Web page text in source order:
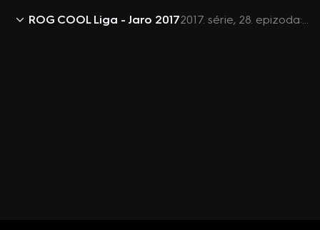
ROG COOL Liga - Jaro 2017 2017. série, 28. epizoda: COOL Esport 2017 (28)